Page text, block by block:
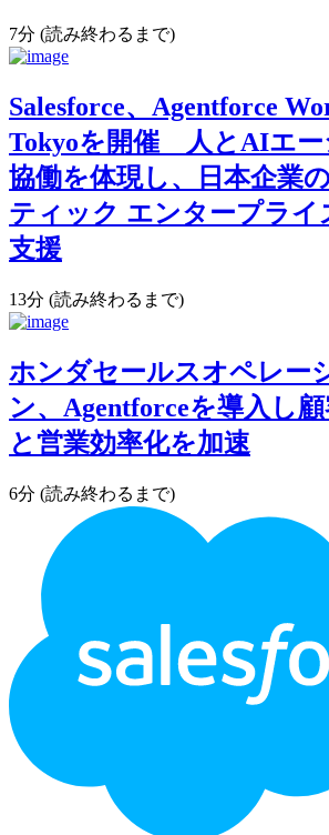
7分 (読み終わるまで)
Salesforce、Agentforce
Tokyoを開催 人とAIエー
協働を体現し、日本企業
ティック エンタープライ
支援
13分 (読み終わるまで)
ホンダセールスオペレー
ン、Agentforceを導入し
と営業効率化を加速
6分 (読み終わるまで)
ー・